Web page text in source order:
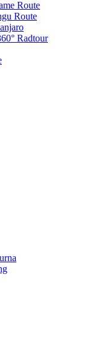
Route
Route
Radtour